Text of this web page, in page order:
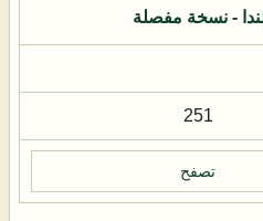
- نسخة مفصلة
251
تصفح